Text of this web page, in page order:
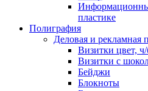
пластике
Полиграфия
Деловая и рекламная
Визитки цвет,
Визитки с
Бейджи
Блокноты